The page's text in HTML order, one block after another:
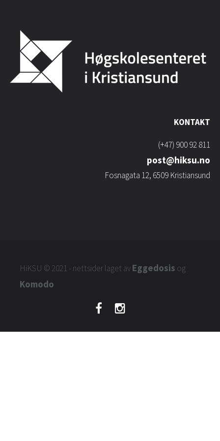
KONTAKT
(+47) 900 92 811
post@hiksu.no
Fosnagata 12, 6509 Kristiansund
HiKSU © 2021 - nettsider laget avEggedosis og
Komodo